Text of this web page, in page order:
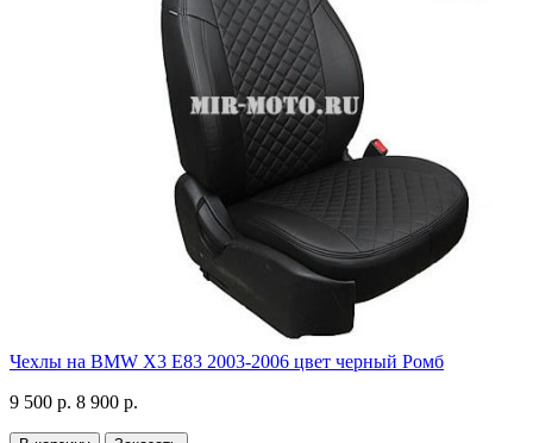
Чехлы на BMW X3 E83 2003-2006 цвет черный Ромб
9 500 р. 8 900 р.